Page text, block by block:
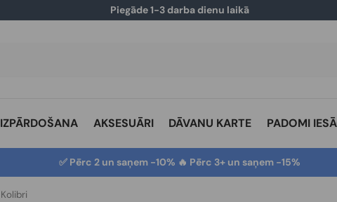
Piegāde 1-3 darba dienu laikā
IZPĀRDOŠANA AKSESUĀRI DĀVANU KARTE PADOMI
✅ Pērc 2 un saņem -10% 🔥 Pērc 3+ un saņem -15%
Kolibri